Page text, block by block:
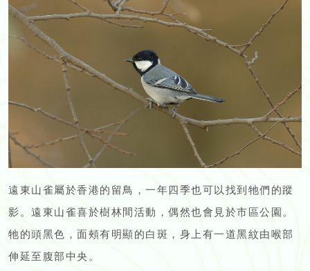
遠東山雀屬於香港的留鳥，一年四季也可以找到牠們的蹤
影。遠東山雀喜於樹林間活動，偶然也會見於市區公園。
牠的頭黑色，面頰有明顯的白斑，身上有一道黑紋由喉部
伸延至腹部中央。